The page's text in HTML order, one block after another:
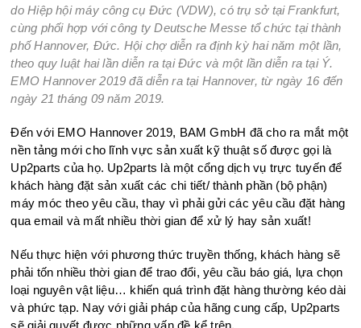
do Hiệp hội máy công cụ Đức (VDW), có trụ sở tại Frankfurt,
cùng phối hợp với công ty Deutsche Messe tổ chức tại thành
phố Hannover, Đức. Hội chợ diễn ra định kỳ hai năm một lần,
theo quy luật hai lần diễn ra tại Đức và một lần diễn ra tại Ý.
EMO Hannover 2019 đã diễn ra tại Hannover, từ ngày 16 đến
ngày 21 tháng 09 năm 2019.
Đến với EMO Hannover 2019, BAM GmbH đã cho ra mắt một
nền tảng mới cho lĩnh vực sản xuất kỹ thuật số được gọi là
Up2parts của họ. Up2parts là một cổng dịch vụ trực tuyến để
khách hàng đặt sản xuất các chi tiết/ thành phần (bộ phận)
máy móc theo yêu cầu, thay vì phải gửi các yêu cầu đặt hàng
qua email và mất nhiều thời gian để xử lý hay sản xuất!
Nếu thực hiện với phương thức truyền thống, khách hàng sẽ
phải tốn nhiều thời gian để trao đổi, yêu cầu báo giá, lựa chọn
loại nguyên vật liệu… khiến quá trình đặt hàng thường kéo dài
và phức tạp. Nay với giải pháp của hãng cung cấp, Up2parts
sẽ giải quyết được những vấn đề kể trên.